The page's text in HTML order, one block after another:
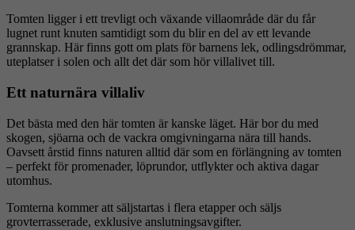
Tomten ligger i ett trevligt och växande villaområde där du får
lugnet runt knuten samtidigt som du blir en del av ett levande
grannskap. Här finns gott om plats för barnens lek, odlingsdrömmar,
uteplatser i solen och allt det där som hör villalivet till.
Ett naturnära villaliv
Det bästa med den här tomten är kanske läget. Här bor du med
skogen, sjöarna och de vackra omgivningarna nära till hands.
Oavsett årstid finns naturen alltid där som en förlängning av tomten
– perfekt för promenader, löprundor, utflykter och aktiva dagar
utomhus.
Tomterna kommer att säljstartas i flera etapper och säljs
grovterrasserade, exklusive anslutningsavgifter.